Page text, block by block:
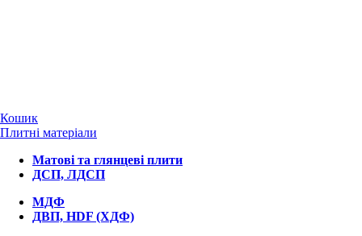
Кошик
Плитні матеріали
Матові та глянцеві плити
ДСП, ЛДСП
МДФ
ДВП, HDF (ХДФ)